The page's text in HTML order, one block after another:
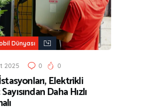
Dünyası
2025 0 0
Elektrikli
Daha Hızlı